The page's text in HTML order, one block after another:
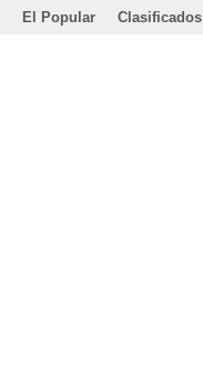
El Popular Clasificados